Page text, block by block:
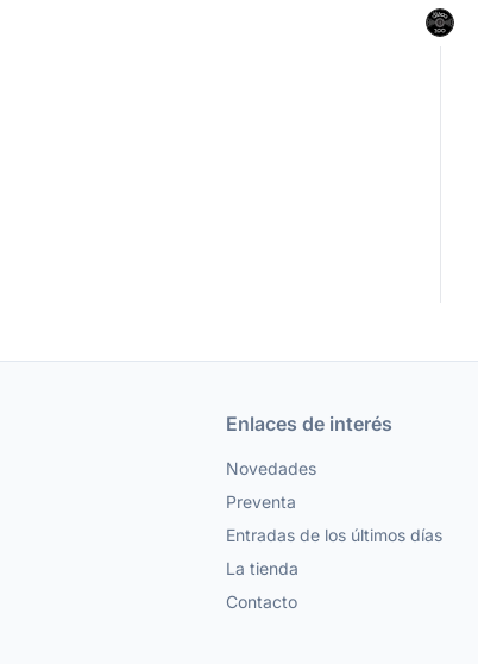
Enlaces de interés
Novedades
Preventa
Entradas de los últimos días
La tienda
Contacto